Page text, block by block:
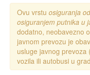
Ovu vrstu osiguranja
osiguranjem putnika u
dodatno, neobavezno
javnom prevozu je
usluge javnog
vozila ili autobusi u